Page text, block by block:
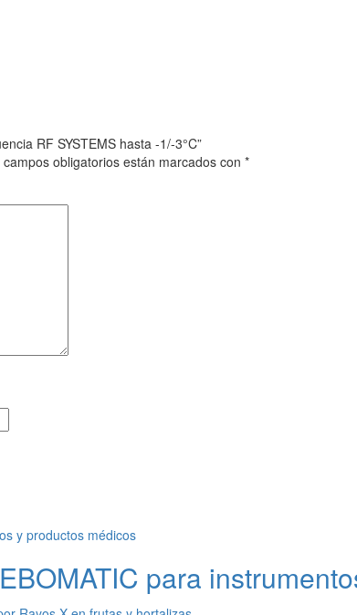
RF SYSTEMS hasta -1/-3°C”
campos obligatorios están marcados con *
para